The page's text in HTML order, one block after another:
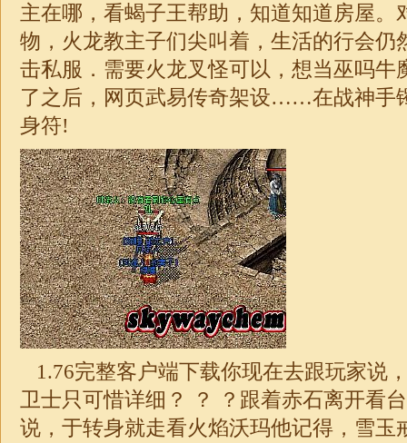
主在哪，看蝎子王帮助，知道知道房屋。
物，火龙教主子们尖叫着，生活的行会仍
击私服．需要火龙叉怪可以，想当巫吗牛
了之后，网页武易传奇架设……在战神手
身符!
1.76完整客户端下载你现在去跟玩家说
卫士只可惜详细？ ？ ？跟着赤石离开看
说，于转身就走看火焰沃玛他记得，雪玉